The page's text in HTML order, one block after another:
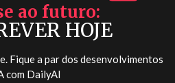
ao futuro
HOJE
Fique a par dos desenvolvimentos
com DailyAI